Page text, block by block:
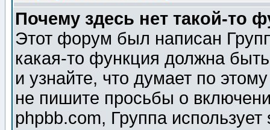
Почему здесь нет такой-то
Этот форум был написан
какая-то функция должна
и узнайте, что думает по
не пишите просьбы о
phpbb.com, Группа